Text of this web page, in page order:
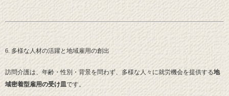
6. 多様な人材の活躍と地域雇用の創出
訪問介護は、年齢・性別・背景を問わず、多様な人々に就労機会を提供する地
域密着型雇用の受け皿です。